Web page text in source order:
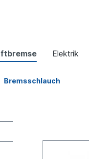
Elektrik
Bremsschlauch